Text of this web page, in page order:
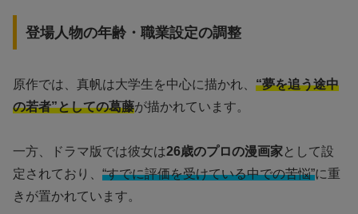
登場人物の年齢・職業設定の調整
原作では、真帆は大学生を中心に描かれ、 “夢を追う途中
の若者”としての葛藤が描かれています。
一方、ドラマ版では彼女は26歳のプロの漫画家として設
定されており、 “すでに評価を受けている中での苦悩”に重
きが置かれています。